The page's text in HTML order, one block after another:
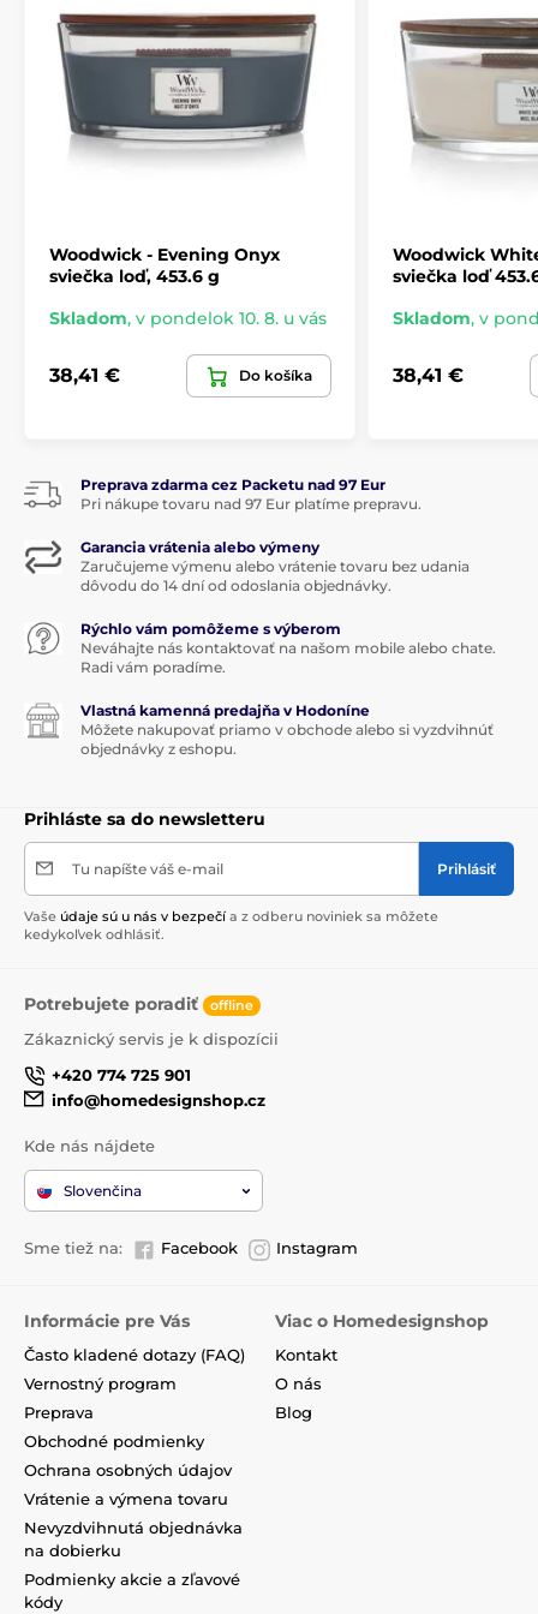
Woodwick - Evening Onyx
sviečka loď, 453.6 g
Skladom, v pondelok 10. 8. u vás
38,41 € Do košíka
Woodwick
sviečka loď
Skladom, v
38,41 €
Preprava zdarma cez Packetu nad 97 Eur
Pri nákupe tovaru nad 97 Eur platíme prepravu.
Garancia vrátenia alebo výmeny
Zaručujeme výmenu alebo vrátenie tovaru bez udania
dôvodu do 14 dní od odoslania objednávky.
Rýchlo vám pomôžeme s výberom
Neváhajte nás kontaktovať na našom mobile alebo chate.
Radi vám poradíme.
Vlastná kamenná predajňa v Hodoníne
Môžete nakupovať priamo v obchode alebo si vyzdvihnúť
objednávky z eshopu.
Prihláste sa do newsletteru
Tu napíšte váš e-mail Prihlásiť
Vaše údaje sú u nás v bezpečí a z odberu noviniek sa môžete
kedykoľvek odhlásiť.
Potrebujete poradiť offline
Zákaznický servis je k dispozícii
+420 774 725 901
info@homedesignshop.cz
Kde nás nájdete
Slovenčina
Sme tiež na: Facebook Instagram
Informácie pre Vás
Často kladené dotazy (FAQ)
Vernostný program
Preprava
Obchodné podmienky
Ochrana osobných údajov
Vrátenie a výmena tovaru
Nevyzdvihnutá objednávka
na dobierku
Podmienky akcie a zľavové
kódy
Viac o Homedesignshop
Kontakt
O nás
Blog